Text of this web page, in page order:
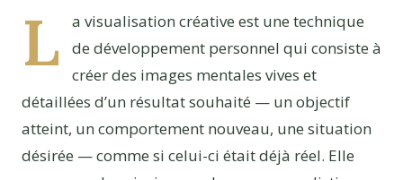
L
a visualisation créative est une technique
de développement personnel qui consiste à
créer des images mentales vives et
détaillées d’un résultat souhaité — un objectif
atteint, un comportement nouveau, une situation
désirée — comme si celui-ci était déjà réel. Elle